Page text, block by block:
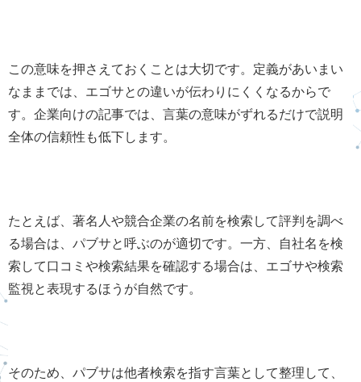
この意味を押さえておくことは大切です。定義があいまい
なままでは、エゴサとの違いが伝わりにくくなるからで
す。企業向けの記事では、言葉の意味がずれるだけで説明
全体の信頼性も低下します。
たとえば、著名人や競合企業の名前を検索して評判を調べ
る場合は、パブサと呼ぶのが適切です。一方、自社名を検
索して口コミや検索結果を確認する場合は、エゴサや検索
監視と表現するほうが自然です。
そのため、パブサは他者検索を指す言葉として整理して、